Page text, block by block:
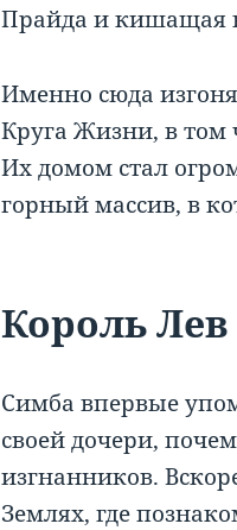
Прайда и кишащая
Именно сюда
Круга Жизни, в
Их домом стал
горный массив, в
Король Лев
Симба впервые
своей дочери,
изгнанников.
Землях, где